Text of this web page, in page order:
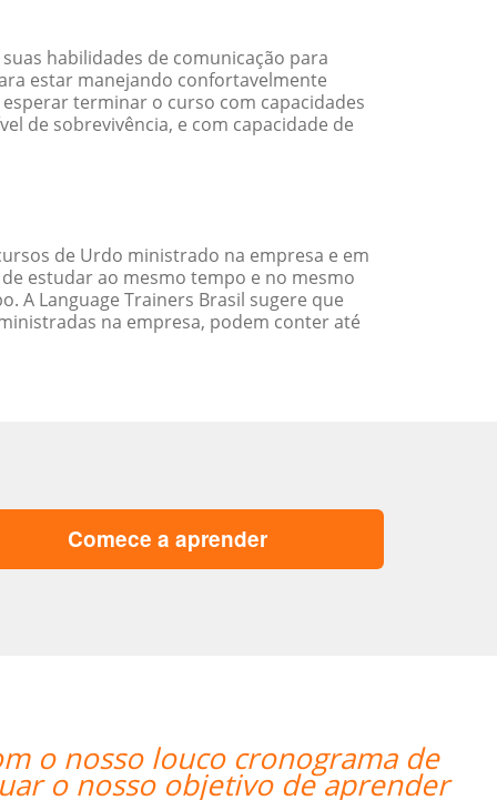
habilidades de comunicação para
estar manejando confortavelmente
terminar o curso com capacidades
de sobrevivência, e com capacidade de
de Urdo ministrado na empresa e em
estudar ao mesmo tempo e no mesmo
A Language Trainers Brasil sugere que
na empresa, podem conter até
Comece a aprender
went excellently! The
and it's a